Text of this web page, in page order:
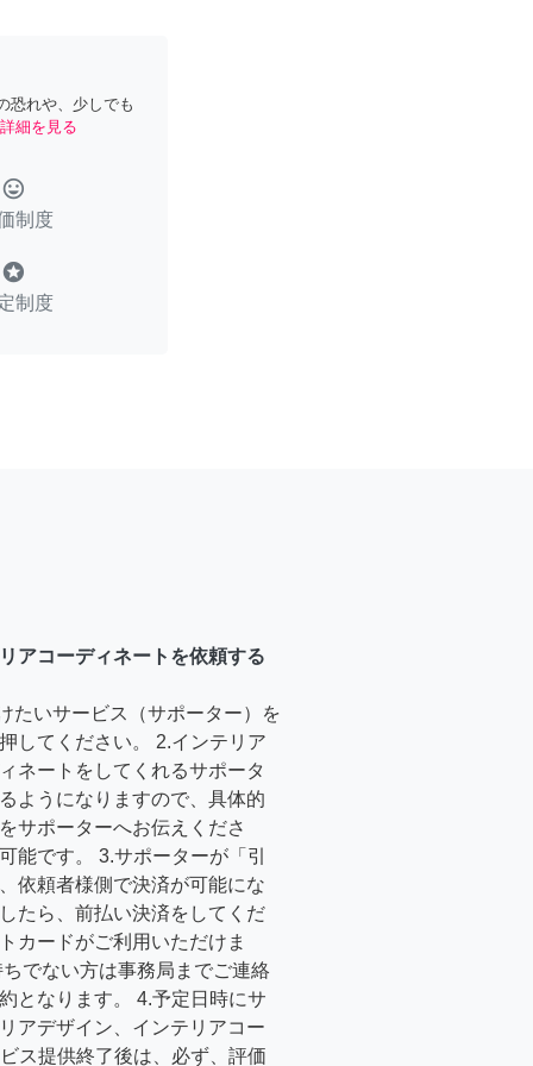
恐れや、少しでも
詳細を見る
tag_faces
制度
stars
制度
アコーディネートを依頼する
たいサービス（サポーター）を
してください。 2.インテリア
ネートをしてくれるサポータ
ようになりますので、具体的
サポーターへお伝えくださ
能です。 3.サポーターが「引
依頼者様側で決済が可能にな
たら、前払い決済をしてくだ
カードがご利用いただけま
でない方は事務局までご連絡
となります。 4.予定日時にサ
アデザイン、インテリアコー
ス提供終了後は、必ず、評価